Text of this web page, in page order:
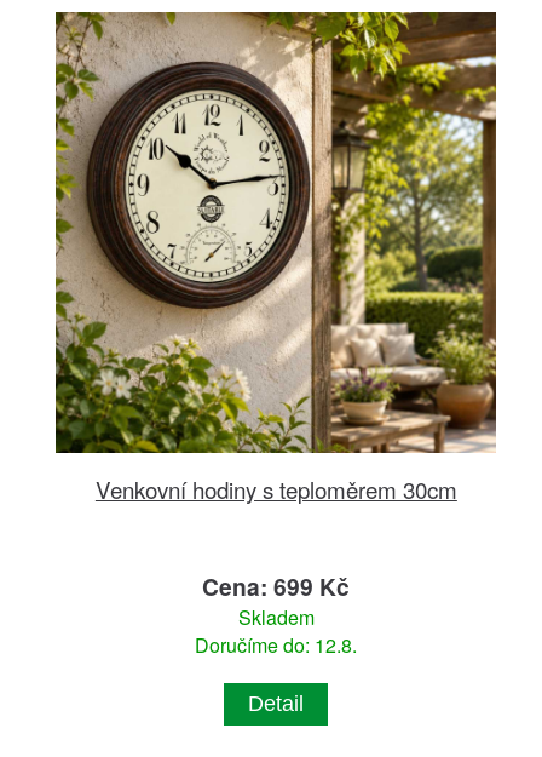
Venkovní hodiny s teploměrem 30cm
Cena: 699 Kč
Skladem
Doručíme do: 12.8.
Detail